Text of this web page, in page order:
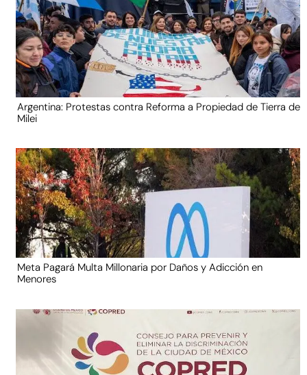
Argentina: Protestas contra Reforma a Propiedad de Tierra de
Milei
Meta Pagará Multa Millonaria por Daños y Adicción en
Menores